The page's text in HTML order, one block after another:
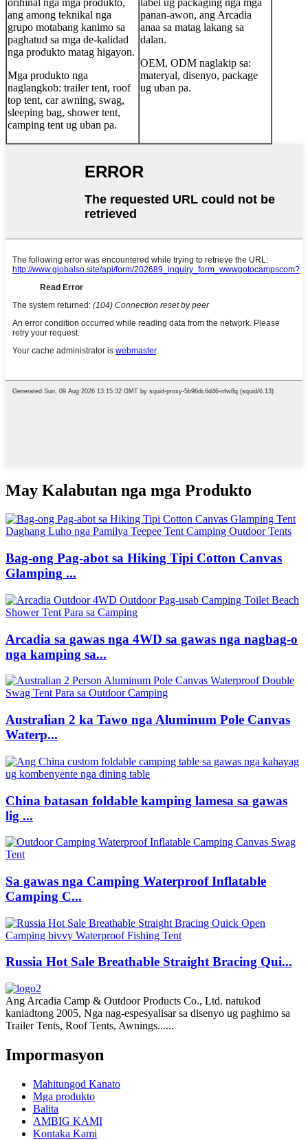
ang among teknikal nga
grupo motabang kanimo sa
paghatud sa mga de-kalidad
nga produkto matag higayon.
Mga produkto nga
naglangkob: trailer tent, roof
top tent, car awning, swag,
sleeping bag, shower tent,
camping tent ug uban pa.
panan-awon, ang Arcadia
anaa sa matag lakang sa
dalan.
OEM, ODM naglakip sa:
materyal, disenyo, package
ug uban pa.
May Kalabutan nga mga Produkto
Bag-ong Pag-abot sa Hiking Tipi Cotton Canvas
Glamping ...
Arcadia sa gawas nga 4WD sa gawas nga nagbag-o
nga kamping sa...
Australian 2 ka Tawo nga Aluminum Pole Canvas
Waterp...
China batasan foldable kamping lamesa sa gawas
lig ...
Sa gawas nga Camping Waterproof Inflatable
Camping C...
Russia Hot Sale Breathable Straight Bracing Qui...
Ang Arcadia Camp & Outdoor Products Co., Ltd. natukod
kaniadtong 2005, Nga nag-espesyalisar sa disenyo ug paghimo sa
Trailer Tents, Roof Tents, Awnings......
Impormasyon
Mahitungod Kanato
Mga produkto
Balita
AMBIG KAMI
Kontaka Kami